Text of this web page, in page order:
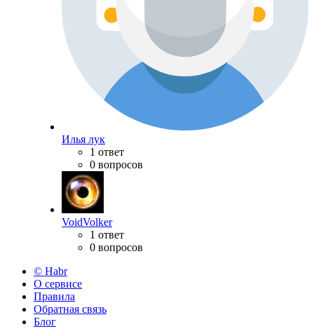
Илья лук
1 ответ
0 вопросов
VoidVolker
1 ответ
0 вопросов
© Habr
О сервисе
Правила
Обратная связь
Блог